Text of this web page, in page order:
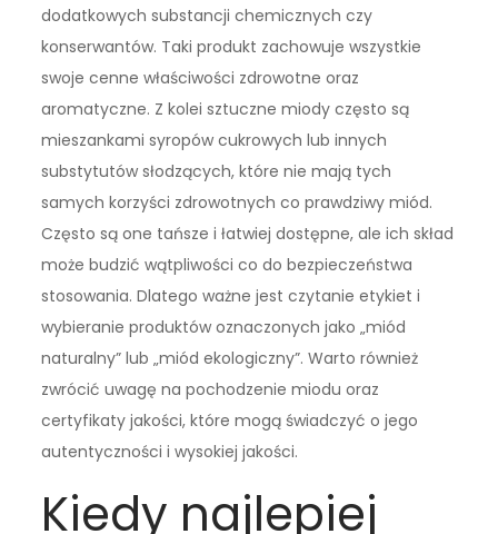
dodatkowych substancji chemicznych czy
konserwantów. Taki produkt zachowuje wszystkie
swoje cenne właściwości zdrowotne oraz
aromatyczne. Z kolei sztuczne miody często są
mieszankami syropów cukrowych lub innych
substytutów słodzących, które nie mają tych
samych korzyści zdrowotnych co prawdziwy miód.
Często są one tańsze i łatwiej dostępne, ale ich skład
może budzić wątpliwości co do bezpieczeństwa
stosowania. Dlatego ważne jest czytanie etykiet i
wybieranie produktów oznaczonych jako „miód
naturalny” lub „miód ekologiczny”. Warto również
zwrócić uwagę na pochodzenie miodu oraz
certyfikaty jakości, które mogą świadczyć o jego
autentyczności i wysokiej jakości.
Kiedy najlepiej